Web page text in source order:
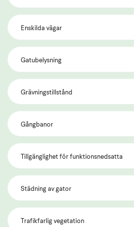
Enskilda vägar
Gatubelysning
Grävningstillstånd
Gångbanor
Tillgänglighet för funktionsnedsatta
Städning av gator
Trafikfarlig vegetation